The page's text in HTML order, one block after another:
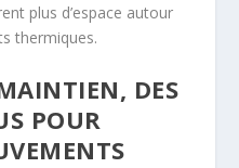
plus d’espace autour
thermiques.
DES
POUR